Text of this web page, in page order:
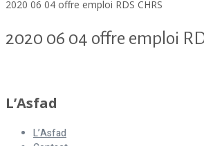
2020 06 04 offre emploi RDS CHRS
2020 06 04 offre emploi
L’Asfad
L’Asfad